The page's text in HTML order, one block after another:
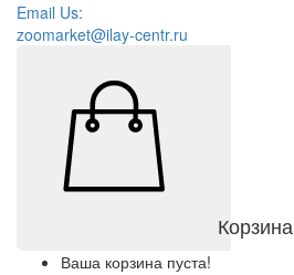
Email Us:
zoomarket@ilay-centr.ru
Корзина
Ваша корзина пуста!